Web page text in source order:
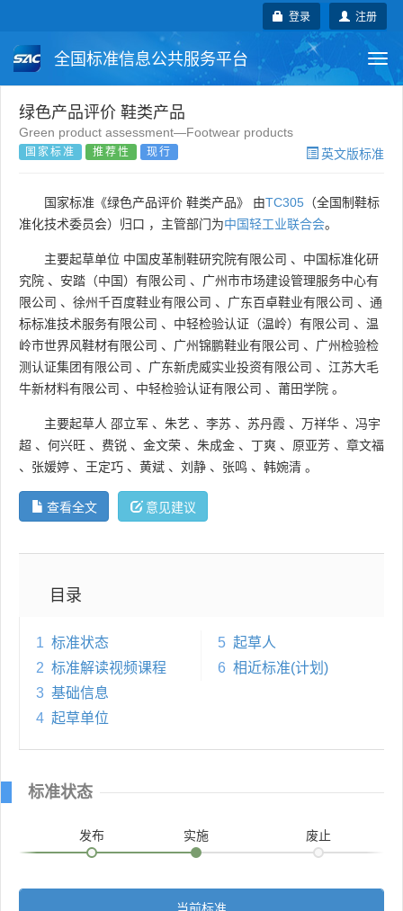
注册
登录
全国标准信息公共服务平台
国家标准 行业标准
团体标准 国际标准
国外标准 技术委员会
绿色产品评价 鞋类产品
Green product assessment—Footwear products
国家标准 推荐性 现行 英文版标准
国家标准《绿色产品评价 鞋类产品》 由TC305 （全国制鞋标
准化技术委员会）归口 ，主管部门为中国轻工业联合会。
主要起草单位 中国皮革制鞋研究院有限公司 、 中国标准化研
究院 、 安踏（中国）有限公司 、 广州市市场建设管理服务中心有
限公司 、 徐州千百度鞋业有限公司 、 广东百卓鞋业有限公司 、 通
标标准技术服务有限公司 、 中轻检验认证（温岭）有限公司 、 温
岭市世界风鞋材有限公司 、 广州锦鹏鞋业有限公司 、 广州检验检
测认证集团有限公司 、 广东新虎威实业投资有限公司 、 江苏大毛
牛新材料有限公司 、 中轻检验认证有限公司 、 莆田学院 。
主要起草人 邵立军 、 朱艺 、 李苏 、 苏丹霞 、 万祥华 、 冯宇
超 、 何兴旺 、 费锐 、 金文荣 、 朱成金 、 丁爽 、 原亚芳 、 章文福
、 张媛婷 、 王定巧 、 黄斌 、 刘静 、 张鸣 、 韩婉清 。
查看全文 意见建议
目录
1 标准状态
2 标准解读视频课程
3 基础信息
4 起草单位
5 起草人
6 相近标准(计划)
标准状态
发布 实施 废止
当前标准